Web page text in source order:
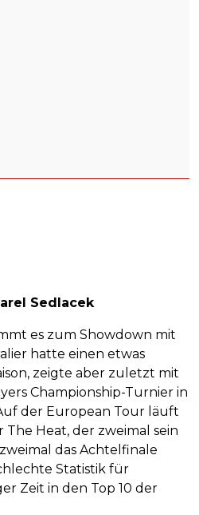
Sedlacek
es zum Showdown mit
hatte einen etwas
zeigte aber zuletzt mit
Championship-Turnier in
der European Tour läuft
Heat, der zweimal sein
das Achtelfinale
Statistik für
Zeit in den Top 10 der